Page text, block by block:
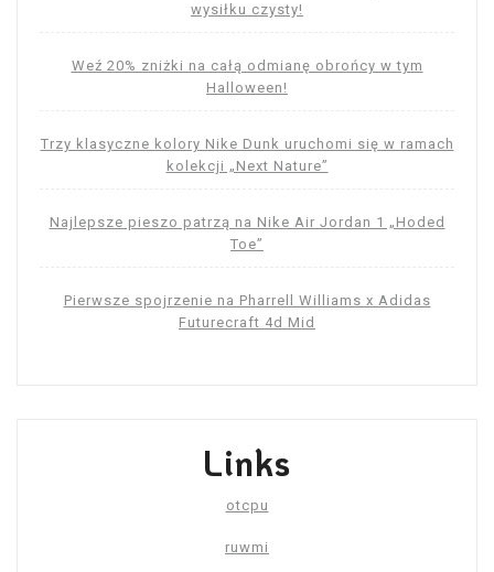
wysiłku czysty!
Weź 20% zniżki na całą odmianę obrońcy w tym
Halloween!
Trzy klasyczne kolory Nike Dunk uruchomi się w ramach
kolekcji „Next Nature”
Najlepsze pieszo patrzą na Nike Air Jordan 1 „Hoded
Toe”
Pierwsze spojrzenie na Pharrell Williams x Adidas
Futurecraft 4d Mid
Links
otcpu
ruwmi